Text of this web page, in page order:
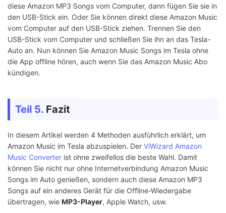
diese Amazon MP3 Songs vom Computer, dann fügen Sie sie in
den USB-Stick ein. Oder Sie können direkt diese Amazon Music
vom Computer auf den USB-Stick ziehen. Trennen Sie den
USB-Stick vom Computer und schließen Sie ihn an das Tesla-
Auto an. Nun können Sie Amazon Music Songs im Tesla ohne
die App offline hören, auch wenn Sie das Amazon Music Abo
kündigen.
Teil 5. Fazit
In diesem Artikel werden 4 Methoden ausführlich erklärt, um
Amazon Music im Tesla abzuspielen. Der ViWizard Amazon
Music Converter ist ohne zweifellos die beste Wahl. Damit
können Sie nicht nur ohne Internetverbindung Amazon Music
Songs im Auto genießen, sondern auch diese Amazon MP3
Songs auf ein anderes Gerät für die Offline-Wiedergabe
übertragen, wie MP3-Player, Apple Watch, usw.